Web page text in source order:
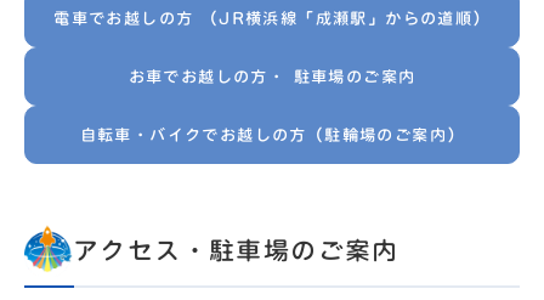
電車でお越しの方 （JR横浜線「成瀬駅」からの道順）
お車でお越しの方・ 駐車場のご案内
自転車・バイクでお越しの方（駐輪場のご案内）
アクセス・駐車場のご案内